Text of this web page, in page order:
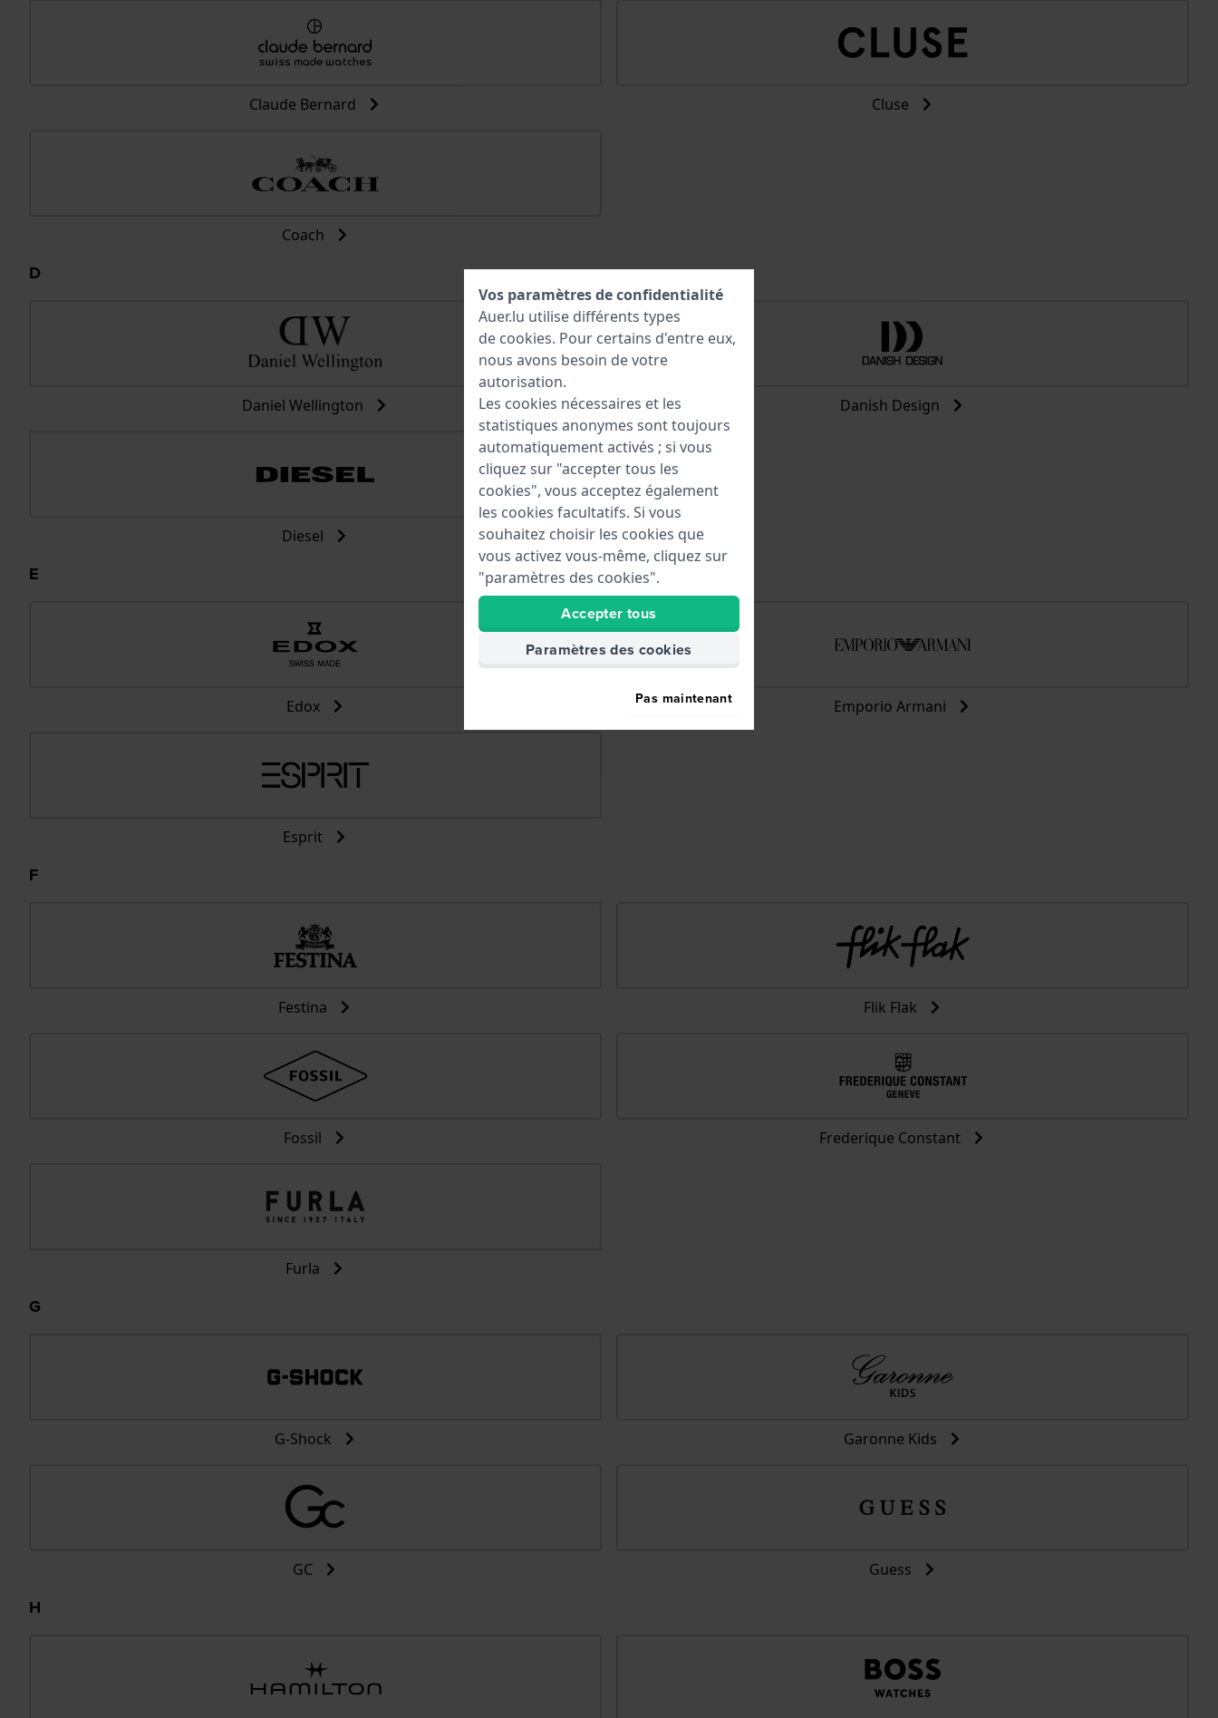
Claude Bernard Cluse
Coach
D
Daniel Wellington Danish Design
Diesel
E
Edox Emporio Armani
Esprit
F
Festina Flik Flak
Fossil Frederique Constant
Furla
G
G-Shock Garonne Kids
GC Guess
H
Vos paramètres de confidentialité
Auer.lu utilise différents types
de cookies. Pour certains d'entre eux,
nous avons besoin de votre
autorisation.
Les cookies nécessaires et les
statistiques anonymes sont toujours
automatiquement activés ; si vous
cliquez sur "accepter tous les
cookies", vous acceptez également
les cookies facultatifs. Si vous
souhaitez choisir les cookies que
vous activez vous-même, cliquez sur
"paramètres des cookies".
Accepter tous
Paramètres des cookies
Pas maintenant